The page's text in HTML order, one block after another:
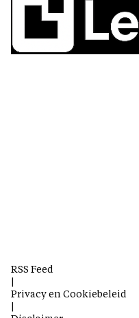
RSS Feed
Privacy en Cookiebeleid